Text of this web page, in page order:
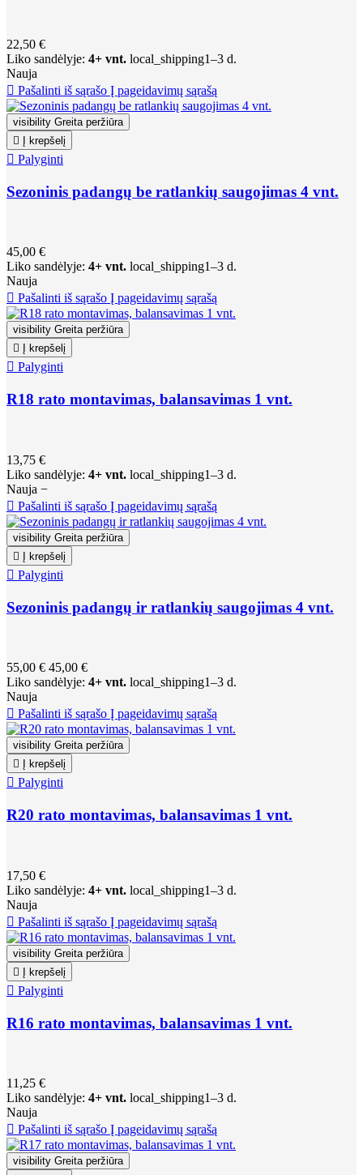
22,50 €
Liko sandėlyje: 4+ vnt. local_shipping1–3 d.
Nauja
 Pašalinti iš sąrašo Į pageidavimų sąrašą
visibility Greita peržiūra

Į krepšelį
 Palyginti
Sezoninis padangų be ratlankių saugojimas 4 vnt.
45,00 €
Liko sandėlyje: 4+ vnt. local_shipping1–3 d.
Nauja
 Pašalinti iš sąrašo Į pageidavimų sąrašą
visibility Greita peržiūra

Į krepšelį
 Palyginti
R18 rato montavimas, balansavimas 1 vnt.
13,75 €
Liko sandėlyje: 4+ vnt. local_shipping1–3 d.
Nauja −
 Pašalinti iš sąrašo Į pageidavimų sąrašą
visibility Greita peržiūra

Į krepšelį
 Palyginti
Sezoninis padangų ir ratlankių saugojimas 4 vnt.
55,00 € 45,00 €
Liko sandėlyje: 4+ vnt. local_shipping1–3 d.
Nauja
 Pašalinti iš sąrašo Į pageidavimų sąrašą
visibility Greita peržiūra

Į krepšelį
 Palyginti
R20 rato montavimas, balansavimas 1 vnt.
17,50 €
Liko sandėlyje: 4+ vnt. local_shipping1–3 d.
Nauja
 Pašalinti iš sąrašo Į pageidavimų sąrašą
visibility Greita peržiūra

Į krepšelį
 Palyginti
R16 rato montavimas, balansavimas 1 vnt.
11,25 €
Liko sandėlyje: 4+ vnt. local_shipping1–3 d.
Nauja
 Pašalinti iš sąrašo Į pageidavimų sąrašą
visibility Greita peržiūra